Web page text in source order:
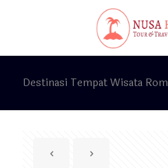
Destinasi Tempat Wisata